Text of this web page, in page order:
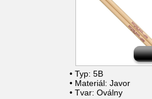
• Typ: 5B
• Materiál: Javor
• Tvar: Oválny